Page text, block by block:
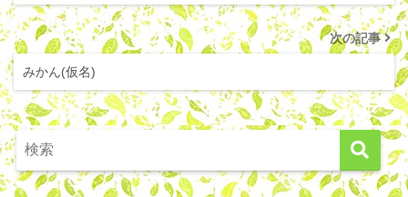
次の記事
みかん(仮名)